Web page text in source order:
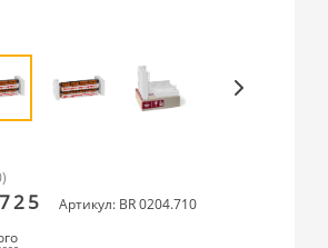
Артикул: BR 0204.710